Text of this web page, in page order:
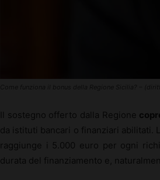
Il sostegno offerto dalla Regione
da istituti bancari o finanziari abilitati.
raggiunge i 5.000 euro per ogni
durata del finanziamento e,